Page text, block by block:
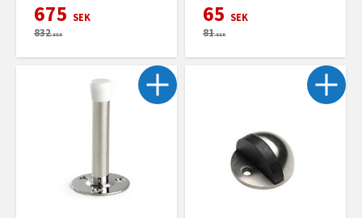
675 SEK
832SEK
65 SEK
81SEK